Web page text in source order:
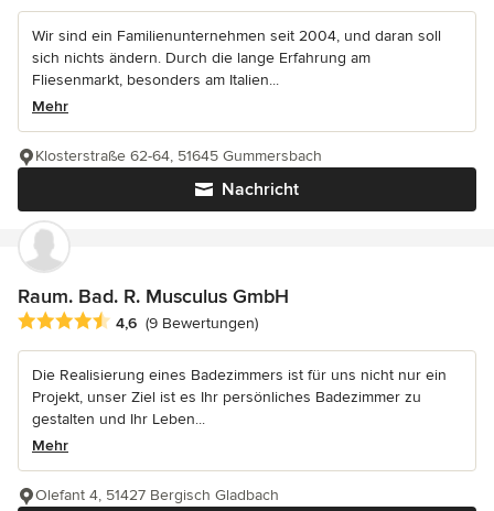
Wir sind ein Familienunternehmen seit 2004, und daran soll
sich nichts ändern. Durch die lange Erfahrung am
Fliesenmarkt, besonders am Italien...
Mehr
Nachricht
Klosterstraße 62-64, 51645 Gummersbach
Raum. Bad. R. Musculus GmbH
Durchschnittliche Bewertung: 4.6 von 5 Sternen
4,6 (9 Bewertungen)
Die Realisierung eines Badezimmers ist für uns nicht nur ein
Projekt, unser Ziel ist es Ihr persönliches Badezimmer zu
gestalten und Ihr Leben...
Mehr
Olefant 4, 51427 Bergisch Gladbach